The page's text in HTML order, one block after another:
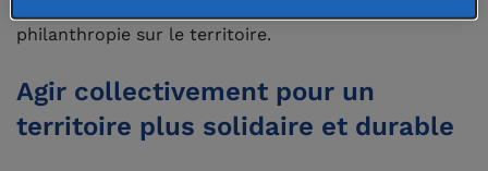
philanthropie sur le territoire.
Agir collectivement pour un
territoire plus solidaire et durable